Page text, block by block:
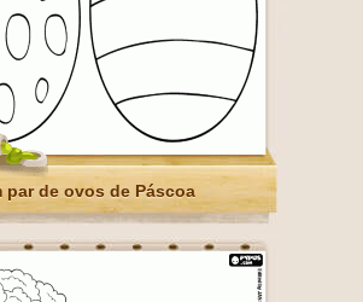
par de ovos de Páscoa